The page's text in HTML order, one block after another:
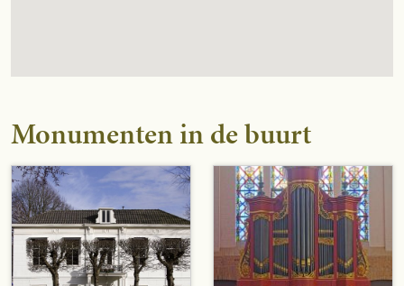
Monumenten in de buurt